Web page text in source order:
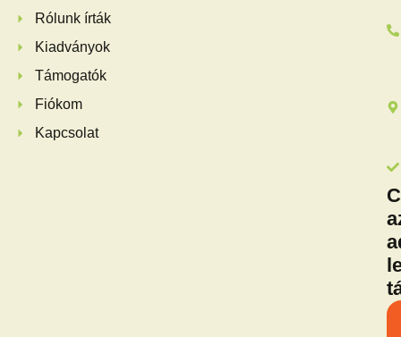
Rólunk írták
Kiadványok
Támogatók
Fiókom
Kapcsolat